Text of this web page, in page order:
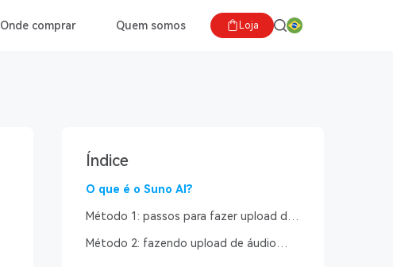
Onde comprar Quem somos Loja
Índice
O que é o Suno AI?
Método 1: passos para fazer upload do
Método 2: fazendo upload de áudio